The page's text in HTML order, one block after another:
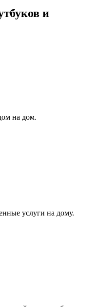
и
на дом.
услуги на дому.